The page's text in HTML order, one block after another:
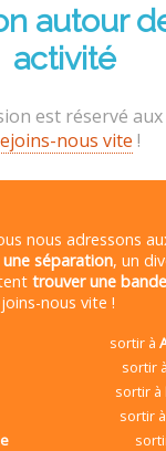
autour
activité
est réservé
nous vite !
nous adressons
séparation, un
trouver une
nous vite !
sortir à
sortir à
sortir à
sortir à